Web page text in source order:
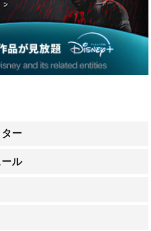
ー
ル